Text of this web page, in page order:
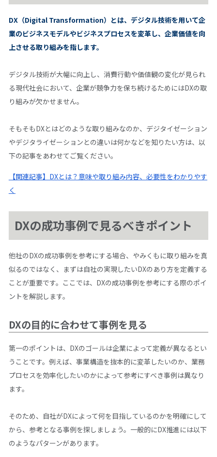
DX（Digital Transformation）とは、デジタル技術を用いて企
業のビジネスモデルやビジネスプロセスを変革し、企業価値を向
上させる取り組みを指します。
デジタル技術が大幅に向上し、消費行動や価値観の変化が見られ
る現代社会において、企業が競争力を保ち続けるためにはDXの取
り組みが欠かせません。
そもそもDXとはどのような取り組みなのか、デジタイゼーション
やデジタライゼーションとの違いは何かなどを知りたい方は、以
下の記事をあわせてご覧ください。
【関連記事】DXとは？意味や取り組み内容、必要性をわかりやす
く
DXの成功事例で見るべきポイント
他社のDXの成功事例を参考にする場合、やみくもに取り組みを真
似るのではなく、まずは自社の実現したいDXのあり方を定義する
ことが重要です。ここでは、DXの成功事例を参考にする際のポイ
ントを解説します。
DXの目的に合わせて事例を見る
第一のポイントは、DXのゴールは企業によって定義が異なるとい
うことです。例えば、事業構造を抜本的に変革したいのか、業務
プロセスを効率化したいのかによって参考にすべき事例は異なり
ます。
そのため、自社がDXによって何を目指しているのかを明確にして
から、参考となる事例を探しましょう。一般的にDX推進には以下
のようなパターンがあります。